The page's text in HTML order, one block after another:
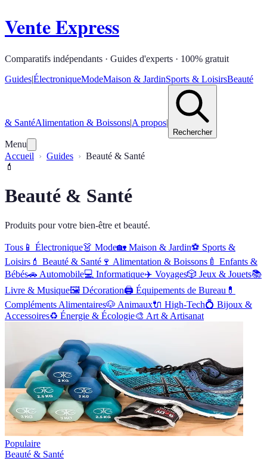
Vente Express
Comparatifs indépendants · Guides d'experts · 100% gratuit
Guides|ÉlectroniqueModeMaison & JardinSports & LoisirsBeauté
& SantéAlimentation & Boissons|A propos|
Rechercher
Menu
Accueil
Guides
Beauté & Santé
💄
Beauté & Santé
Produits pour votre bien-être et beauté.
Tous 📱 Électronique👗 Mode🏡 Maison & Jardin⚽ Sports &
Loisirs 💄 Beauté & Santé 🍷 Alimentation & Boissons 🍼 Enfants &
Bébés🚗 Automobile💻 Informatique✈️ Voyages🎲 Jeux & Jouets📚
Livre & Musique🖼️ Décoration🖨️ Équipements de Bureau 💊
Compléments Alimentaires🐶 Animaux🔌 High-Tech💍 Bijoux &
Accessoires♻️ Énergie & Écologie🎨 Art & Artisanat
Populaire
Beauté & Santé